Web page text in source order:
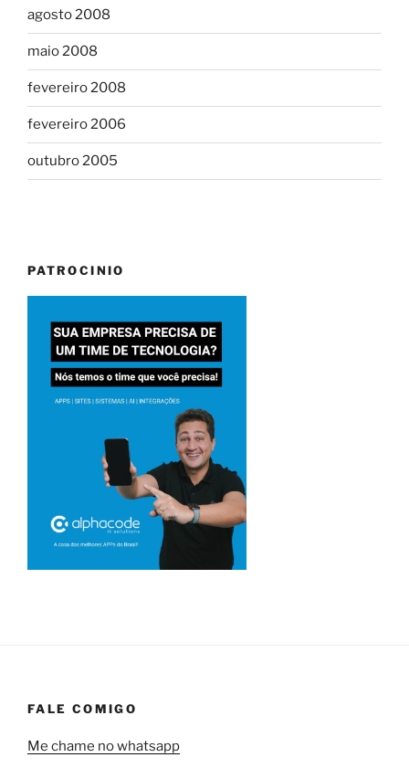
agosto 2008
maio 2008
fevereiro 2008
fevereiro 2006
outubro 2005
PATROCINIO
FALE COMIGO
Me chame no whatsapp